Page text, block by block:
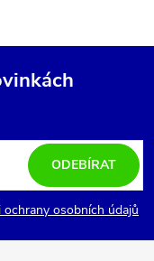
ochrany osobních údajů
ODEBÍRAT